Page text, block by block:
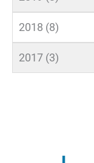
2018 (8)
2017 (3)